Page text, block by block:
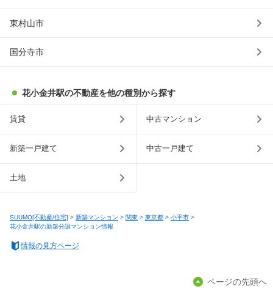
東村山市
国分寺市
花小金井駅の不動産を他の種別から探す
賃貸 中古マンション
新築一戸建て 中古一戸建て
土地
SUUMO[不動産/住宅] > 新築マンション > 関東 > 東京都 > 小平市 >
花小金井駅の新築分譲マンション情報
情報の見方ページ
ページの先頭へ